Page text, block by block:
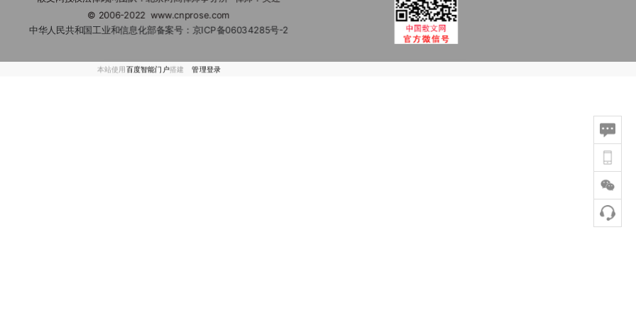
© 2006-2022www.cnprose.com
中华人民共和国工业和信息化部备案号： 京ICP备06034285号-2
本站使用百度智能门户搭建 管理登录